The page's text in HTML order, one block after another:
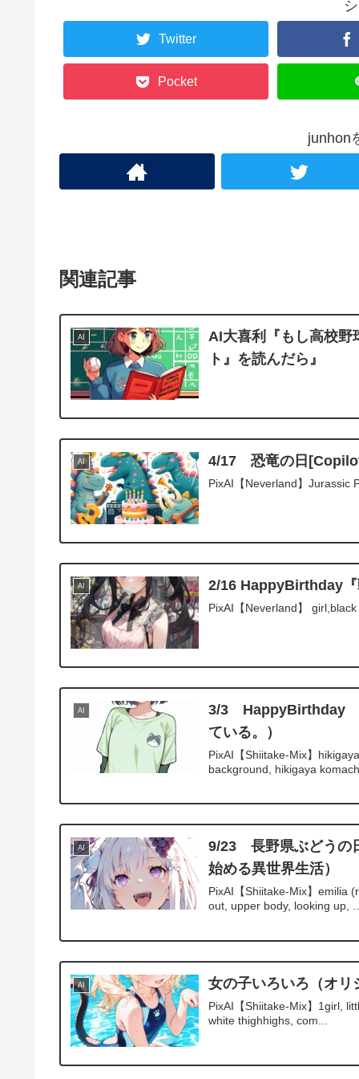
Twitter
Pocket
junhon
関連記事
AI
AI大喜利『もし高校野
ト』を読んだら』
AI 4/17 恐竜の日
PixAI【Neverland】Jurassic
AI 2/16 HappyBirthday
PixAI【Neverland】
AI
3/3 HappyBirthday
ている。）
PixAI【Shiitake-Mix】
background, hikigaya
AI
9/23 長野県ぶどうの
始める異世界生活）
PixAI【Shiitake-Mix】emilia
out, upper body, looking up,
AI 女の子いろいろ（オリ
PixAI【Shiitake-Mix】1girl,
white thighhighs, com...